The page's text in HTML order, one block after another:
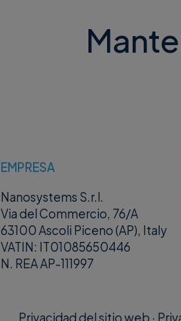
EMPRESA
Nanosystems S.r.l.
Via del Commercio, 76/A
63100 Ascoli Piceno (AP), Italy
VATIN: IT01085650446
N. REA AP-111997
Privacidad del sitio web ·